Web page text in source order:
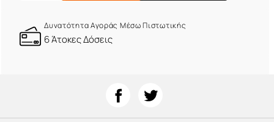
Δυνατότητα Αγοράς Μέσω Πιστωτικής
6 Άτοκες Δόσεις